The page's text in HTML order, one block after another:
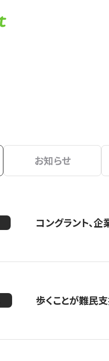
お知らせ
コングラント、
歩くことが難民